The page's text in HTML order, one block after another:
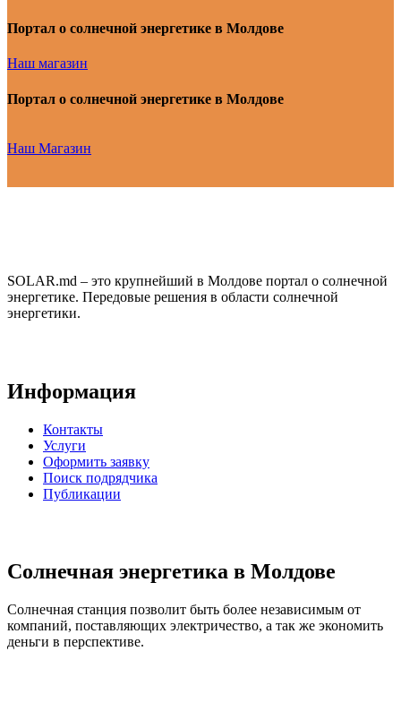
Портал о солнечной энергетике в Молдове
Наш магазин
Портал о солнечной энергетике в Молдове
Наш Магазин
SOLAR.md – это крупнейший в Молдове портал о солнечной
энергетике. Передовые решения в области солнечной
энергетики.
Информация
Контакты
Услуги
Оформить заявку
Поиск подрядчика
Публикации
Солнечная энергетика в Молдове
Солнечная станция позволит быть более независимым от
компаний, поставляющих электричество, а так же экономить
деньги в перспективе.